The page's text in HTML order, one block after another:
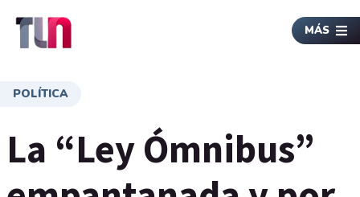
MÁS
POLÍTICA
La “Ley Ómnibus”